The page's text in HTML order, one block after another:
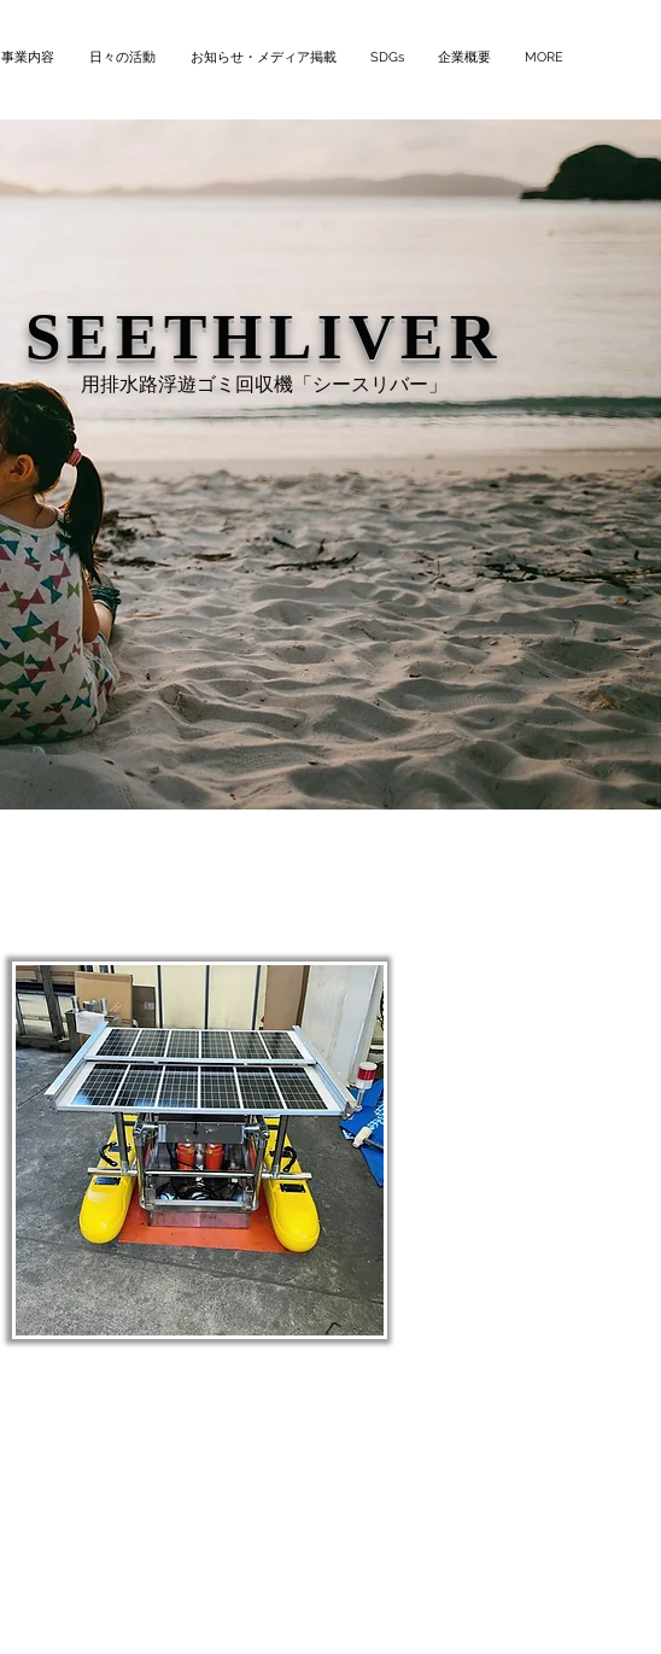
事業内容 日々の活動 お知らせ・メディア掲載 SDGs 企業概要 MORE
SEETHLIVER
用排水路浮遊ゴミ回収機「シースリバー」